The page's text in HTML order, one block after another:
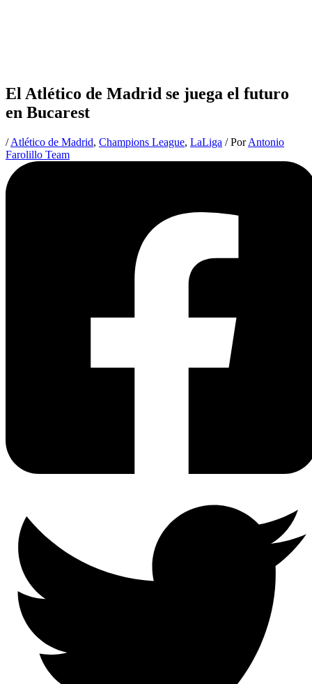
El Atlético de Madrid se juega el futuro
en Bucarest
/Atlético de Madrid, Champions League, LaLiga / PorAntonio
Farolillo Team